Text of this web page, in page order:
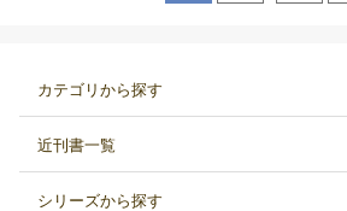
カテゴリから探す
近刊書一覧
シリーズから探す